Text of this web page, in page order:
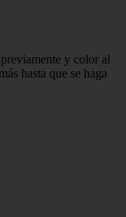
y color al
hasta que se haga